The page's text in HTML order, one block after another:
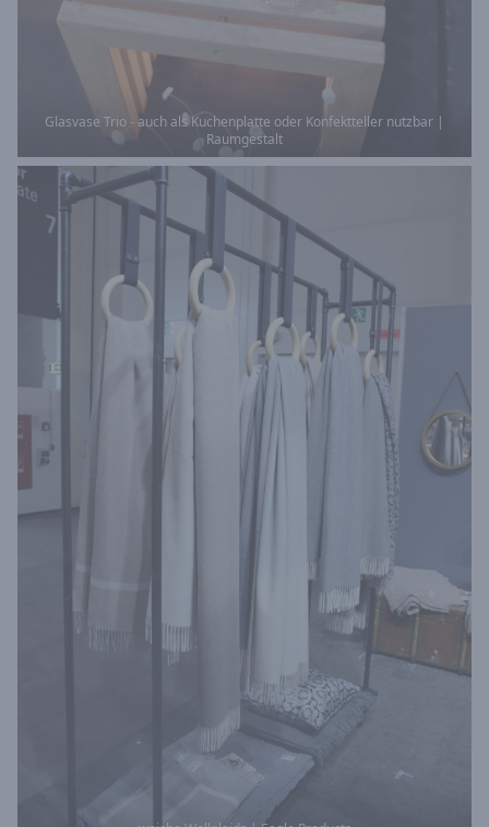
Glasvase Trio - auch als Kuchenplatte oder Konfektteller nutzbar |
Raumgestalt